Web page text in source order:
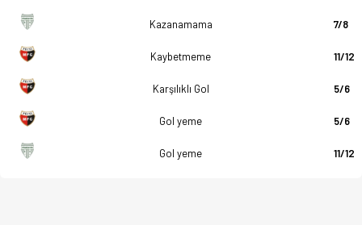
Kazanamama 7/8
Kaybetmeme 11/12
Karşılıklı Gol 5/6
Gol yeme 5/6
Gol yeme 11/12